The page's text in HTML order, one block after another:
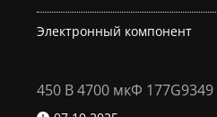
Электронный компонент
450 В 4700 мкФ